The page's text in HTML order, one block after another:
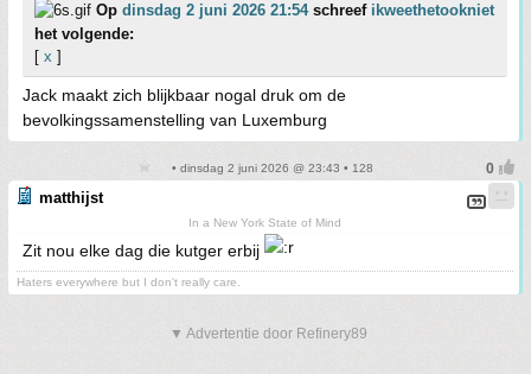
Op dinsdag 2 juni 2026 21:54schreef ikweethetookniet
het volgende:
[ x ]
Jack maakt zich blijkbaar nogal druk om de
bevolkingssamenstelling van Luxemburg
• dinsdag 2 juni 2026 @ 23:43 • 128
matthijst
In a New York State of Mind
Zit nou elke dag die kutger erbij
Haters everywhere but I don't really care.
▼ Advertentie door Refinery89